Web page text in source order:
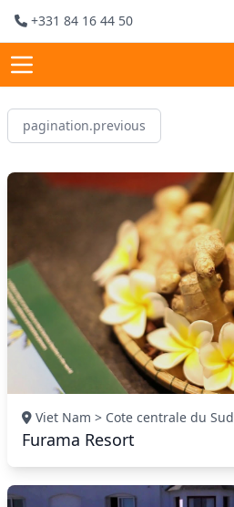
+331 84 16 44 50
pagination.previous
Viet Nam > Cote centrale du Sud
Furama Resort